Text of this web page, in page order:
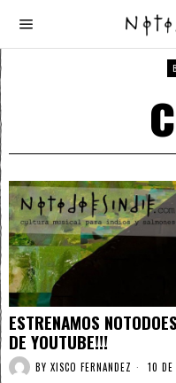
ESTRENAMOS
DE YOUTUBE!!!
BY XISCO FERNANDEZ 10